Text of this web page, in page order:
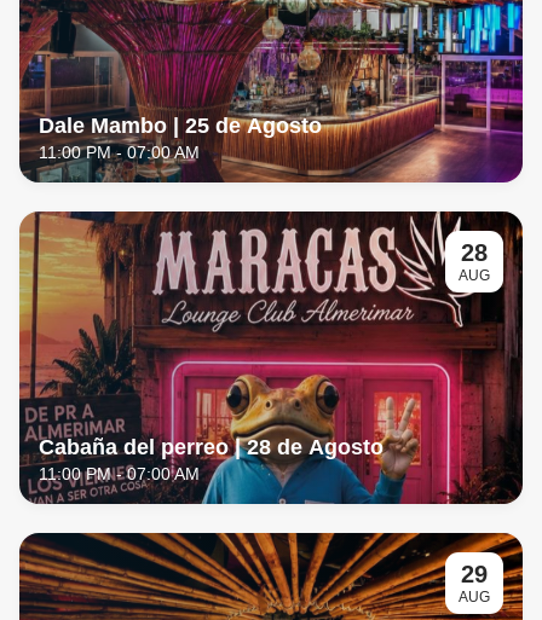
Dale Mambo | 25 de Agosto
11:00 PM- 07:00 AM
28
AUG
Cabaña del perreo | 28 de Agosto
11:00 PM- 07:00 AM
29
AUG